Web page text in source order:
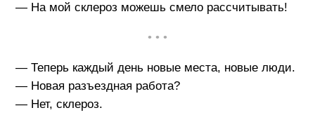
— На мой склероз можешь смело рассчитывать!
• • •
— Теперь каждый день новые места, новые люди.
— Новая разъездная работа?
— Нет, склероз.